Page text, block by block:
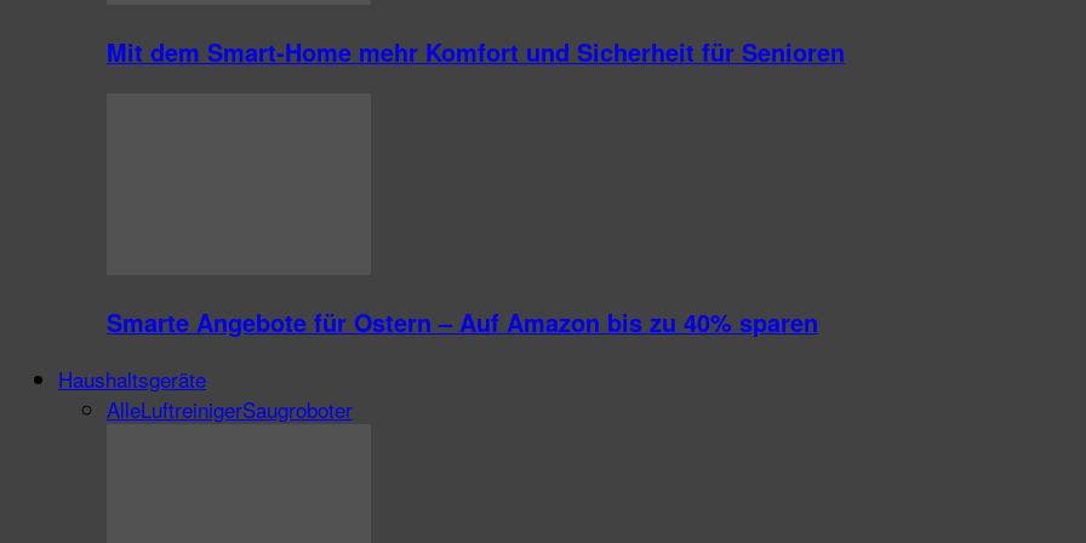
Mit dem Smart-Home mehr Komfort und Sicherheit für Senioren
Smarte Angebote für Ostern – Auf Amazon bis zu 40% sparen
Haushaltsgeräte
AlleLuftreinigerSaugroboter